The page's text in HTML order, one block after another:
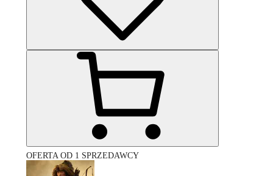
OFERTA OD 1 SPRZEDAWCY